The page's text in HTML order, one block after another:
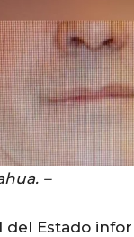
–
del Estado